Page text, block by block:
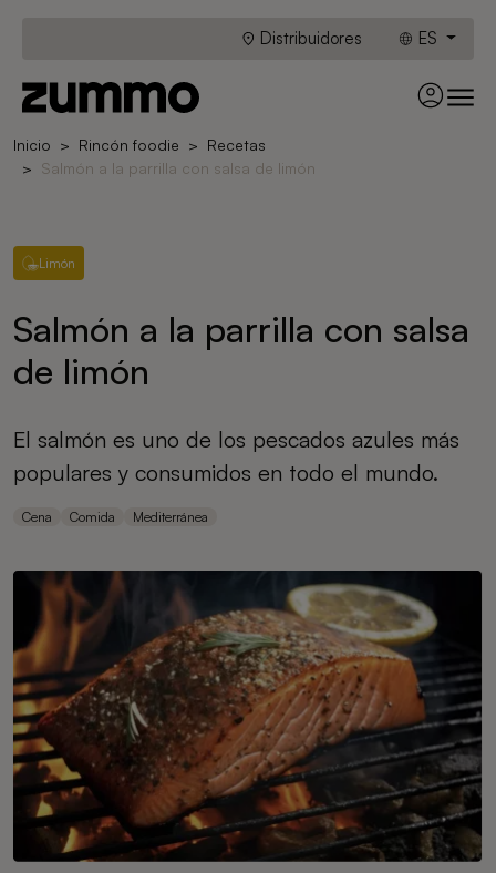
Distribuidores ES
Inicio Rincón foodie
Recetas
Salmón a la parrilla con salsa de limón
Limón
Salmón a la parrilla con salsa
de limón
El salmón es uno de los pescados azules más
populares y consumidos en todo el mundo.
Cena Comida Mediterránea